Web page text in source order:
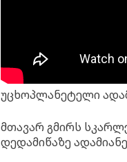
უცხოპლანეტელი
მთავარ გმირს
დედამიწაზე